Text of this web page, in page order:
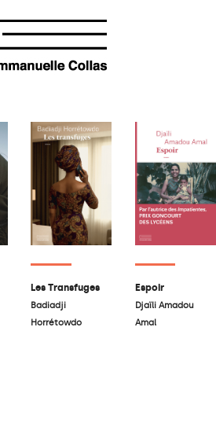
Les Transfuges
Badiadji
Horrétowdo
Espoir
Djaïli Amadou
Amal